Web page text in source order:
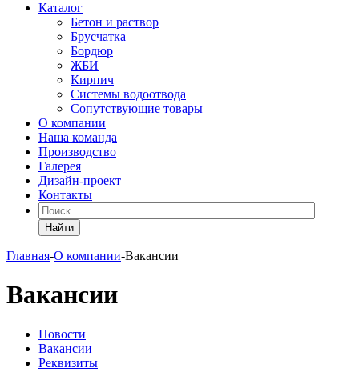
Каталог
Бетон и раствор
Брусчатка
Бордюр
ЖБИ
Кирпич
Системы водоотвода
Сопутствующие товары
О компании
Наша команда
Производство
Галерея
Дизайн-проект
Контакты
Найти
Главная-О компании-Вакансии
Вакансии
Новости
Вакансии
Реквизиты